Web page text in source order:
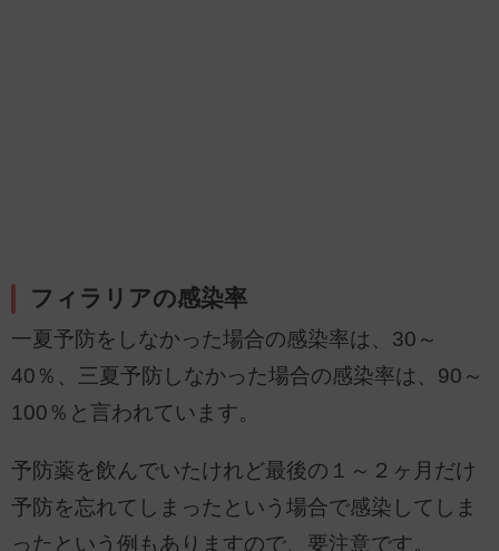
フィラリアの感染率
一夏予防をしなかった場合の感染率は、30～
40％、三夏予防しなかった場合の感染率は、90～
100％と言われています。
予防薬を飲んでいたけれど最後の１～２ヶ月だけ
予防を忘れてしまったという場合で感染してしま
ったという例もありますので、要注意です。